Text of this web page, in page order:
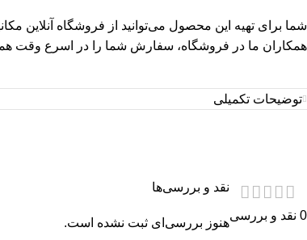
شما برای تهیه این محصول می‌توانید از فروشگاه آنلاین
همکاران ما در فروشگاه، سفارش شما را در اسرع وقت
توضیحات تکمیلی
0 نقد و بررسی
نقد و بررسی‌ها
هنوز بررسی‌ای ثبت نشده است.